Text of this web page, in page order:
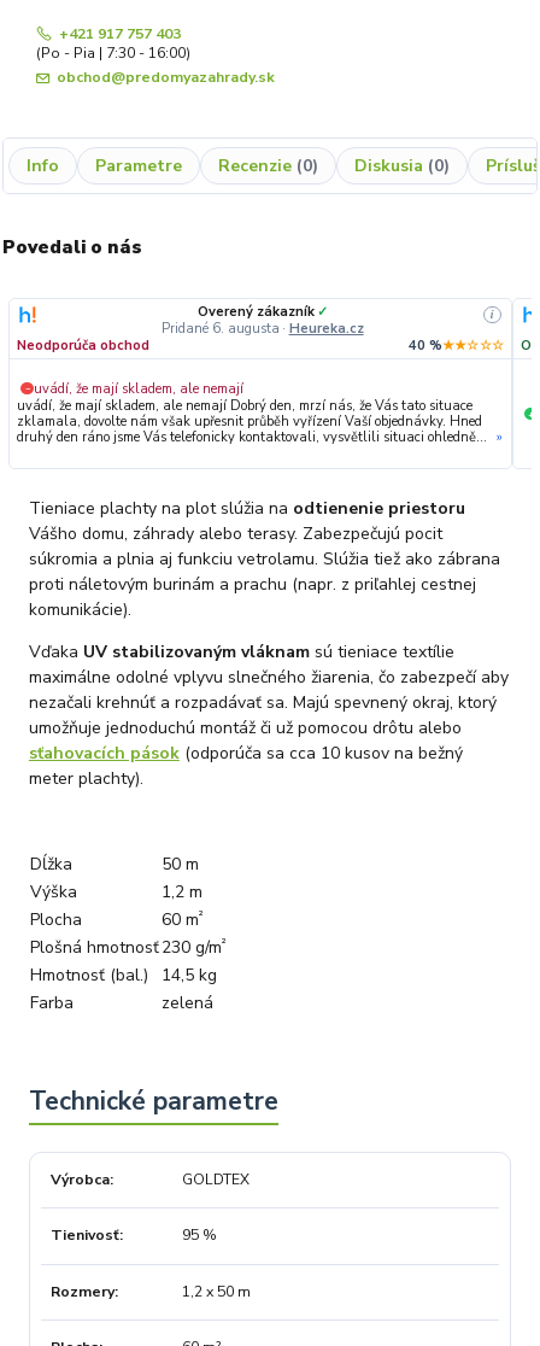
+421 917 757 403
(Po - Pia | 7:30 - 16:00)
obchod@predomyazahrady.sk
Info Parametre Recenzie 0 Diskusia 0
Povedali o nás
Overený zákazník ✓
Pridané 6. augusta · Heureka.cz
i
Neodporúča obchod 40 %★★☆☆☆
− uvádí, že mají skladem, ale nemají
uvádí, že mají skladem, ale nemají Dobrý den, mrzí nás, že Vás tato situace
zklamala, dovolte nám však upřesnit průběh vyřízení Vaší objednávky. Hned
druhý den ráno jsme Vás telefonicky kontaktovali, vysvětlili situaci ohledně
dodavatele. Jelikož zboží nebylo k dispozici ani u něj, museli jsme objednávku
Zakládáme si na férovém a rychlém jednání. O to více nás mrzí, že i přes naši
okamžitou reakci, osobní telefonát a maximální snahu náš obchod
nedoporučujete. Věříme, že nám v budoucnu dáte příležitost přesvědčit Vás o
kvalitě našich služeb. Tým OZY.market
»
+
Tieniace plachty na plot slúžia na odtienenie priestoru
Vášho domu, záhrady alebo terasy. Zabezpečujú pocit
súkromia a plnia aj funkciu vetrolamu. Slúžia tiež ako zábrana
proti náletovým burinám a prachu (napr. z priľahlej cestnej
komunikácie).
Vďaka UV stabilizovaným vláknamsú tieniace textílie
maximálne odolné vplyvu slnečného žiarenia, čo zabezpečí aby
nezačali krehnúť a rozpadávať sa. Majú spevnený okraj, ktorý
umožňuje jednoduchú montáž či už pomocou drôtu alebo
sťahovacích pások(odporúča sa cca 10 kusov na bežný
meter plachty).
Dĺžka
50 m
Výška
1,2 m
Plocha
60 m²
Plošná hmotnosť230 g/m²
Hmotnosť (bal.)
14,5 kg
Farba
zelená
Výrobca GOLDTEX
Tienivosť 95 %
Rozmery 1,2 x 50 m